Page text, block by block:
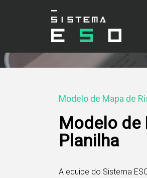
Modelo de Mapa de
Modelo de
Planilha
A equipe do Sistema